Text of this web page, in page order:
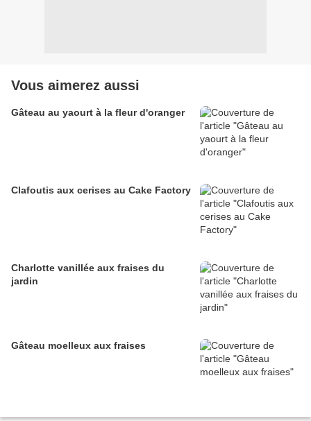
Vous aimerez aussi
Gâteau au yaourt à la fleur d'oranger
Clafoutis aux cerises au Cake Factory
Charlotte vanillée aux fraises du
jardin
Gâteau moelleux aux fraises